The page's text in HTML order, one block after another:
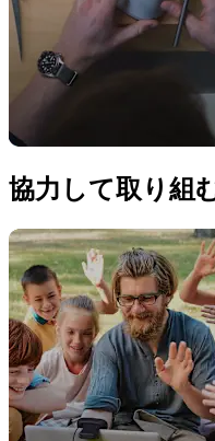
協力して取り組